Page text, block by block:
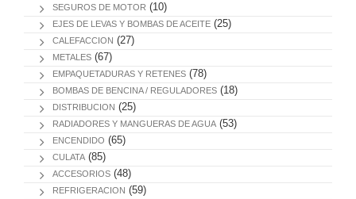
SEGUROS DE MOTOR (10)
EJES DE LEVAS Y BOMBAS DE ACEITE (25)
CALEFACCION (27)
METALES (67)
EMPAQUETADURAS Y RETENES (78)
BOMBAS DE BENCINA / REGULADORES (18)
DISTRIBUCION (25)
RADIADORES Y MANGUERAS DE AGUA (53)
ENCENDIDO (65)
CULATA (85)
ACCESORIOS (48)
REFRIGERACION (59)